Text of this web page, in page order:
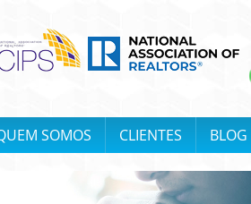
SOMOS CLIENTES BLOG